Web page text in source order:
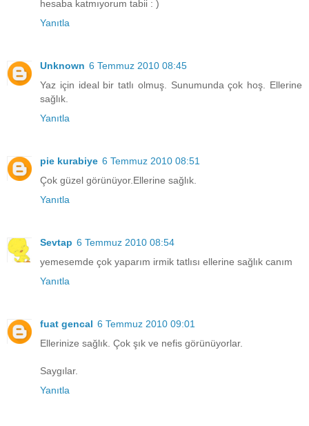
hesaba katmıyorum tabii : )
Yanıtla
Unknown 6 Temmuz 2010 08:45
Yaz için ideal bir tatlı olmuş. Sunumunda çok hoş. Ellerine
sağlık.
Yanıtla
pie kurabiye 6 Temmuz 2010 08:51
Çok güzel görünüyor.Ellerine sağlık.
Yanıtla
Sevtap 6 Temmuz 2010 08:54
yemesemde çok yaparım irmik tatlısı ellerine sağlık canım
Yanıtla
fuat gencal 6 Temmuz 2010 09:01
Ellerinize sağlık. Çok şık ve nefis görünüyorlar.
Saygılar.
Yanıtla